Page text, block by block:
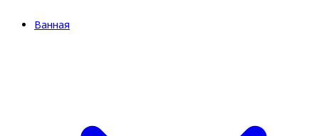
Ванная